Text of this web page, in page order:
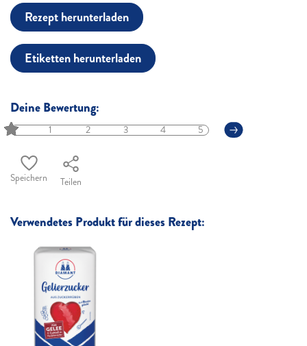
Rezept herunterladen
Etiketten herunterladen
Deine Bewertung:
1 2 3 4 5
Speichern Teilen
Verwendetes Produkt für dieses Rezept: